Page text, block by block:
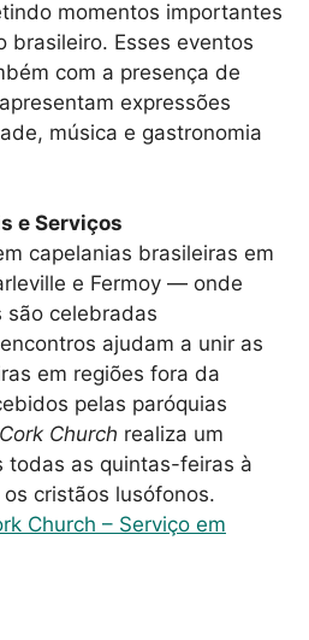
momentos importantes
brasileiro. Esses eventos
com a presença de
expressões
música e gastronomia
e Serviços
capelanias brasileiras em
e Fermoy — onde
são celebradas
ajudam a unir as
em regiões fora da
pelas paróquias
Cork Church realiza um
todas as quintas-feiras à
cristãos lusófonos.
Church – Serviço em